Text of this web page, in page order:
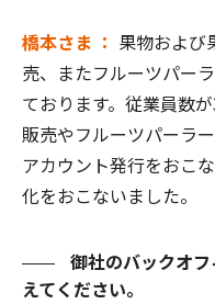
橋本さま ： 果物および
売、またフルーツパー
ております。従業員数
販売やフルーツパーラ
アカウント発行をおこ
化をおこないました。
御社のバックオ
えてください。